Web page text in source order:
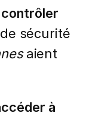
contrôler
sécurité
aient
à